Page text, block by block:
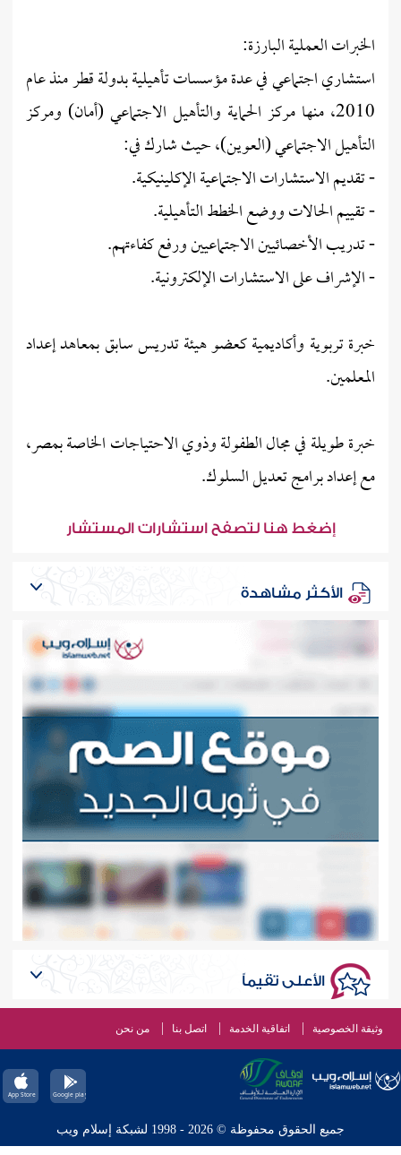
الخبرات العملية البارزة:
استشاري اجتماعي في عدة مؤسسات تأهيلية بدولة قطر منذ عام
2010، منها مركز الحماية والتأهيل الاجتماعي (أمان) ومركز
التأهيل الاجتماعي (العوين)، حيث شارك في:
- تقديم الاستشارات الاجتماعية الإكلينيكية.
- تقييم الحالات ووضع الخطط التأهيلية.
- تدريب الأخصائيين الاجتماعيين ورفع كفاءتهم.
- الإشراف على الاستشارات الإلكترونية.
خبرة تربوية وأكاديمية كعضو هيئة تدريس سابق بمعاهد إعداد
المعلمين.
خبرة طويلة في مجال الطفولة وذوي الاحتياجات الخاصة بمصر،
مع إعداد برامج تعديل السلوك.
إضغط هنا لتصفح استشارات المستشار
الأكثر مشاهدة
الأعلى تقيماً
وثيقة الخصوصية اتفاقية الخدمة اتصل بنا من نحن
جميع الحقوق محفوظة © 2026 - 1998 لشبكة إسلام ويب